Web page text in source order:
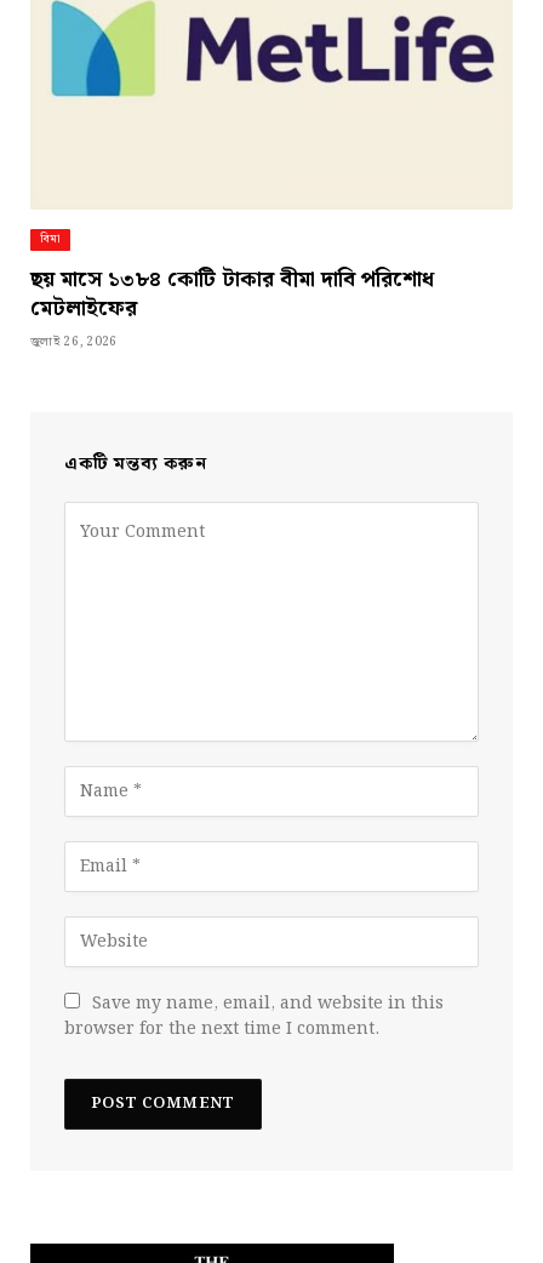
বিমা
ছয় মাসে ১৩৮৪ কোটি টাকার বীমা দাবি পরিশোধ
মেটলাইফের
জুলাই 26, 2026
একটি মন্তব্য করুন
Save my name, email, and website in this
browser for the next time I comment.